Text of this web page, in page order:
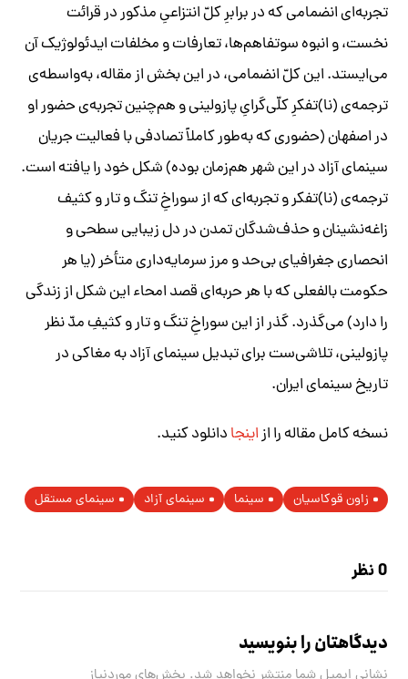
تجربه‌ای انضمامی که در برابرِ کلّ انتزاعیِ مذکور در قرائت
نخست، و انبوه سو‌تفاهم‌ها، تعارفات و مخلفات ایدئولوژیک آن
می‌ایستد. این کلّ انضمامی، در این بخش از مقاله، به‌واسطه‌ی
ترجمه‌ی (نا)تفکرِ کلّی‌گرایِ پازولینی و هم‌چنین تجربه‌ی حضور او
در اصفهان (حضوری که به‌طور کاملاً تصادفی با فعالیت جریان
سینمای آزاد در این شهر هم‌زمان بوده) شکل خود را یافته است.
ترجمه‌ی (نا)تفکر و تجربه‌ای که از سوراخِ تنگ و تار و کثیف
زاغه‌نشینان و حذف‌شدگان تمدن در دل زیبایی سطحی و
انحصاری جغرافیای بی‌حد و مرز سرمایه‌داری متأخر (یا هر
حکومت بالفعلی که با هر حربه‌ای قصد امحاء این شکل از زندگی
را دارد) می‌گذرد. گذر از این سوراخِ تنگ و تار و کثیفِ مدّ نظر
پازولینی، تلاشی‌ست برای تبدیل سینمای آزاد به مغاکی در
تاریخ سینمای ایران.
نسخه کامل مقاله را ازاینجادانلود کنید.
زاون قوکاسیان سینما سینمای آزاد سینمای مستقل
0 نظر
دیدگاهتان را بنویسید